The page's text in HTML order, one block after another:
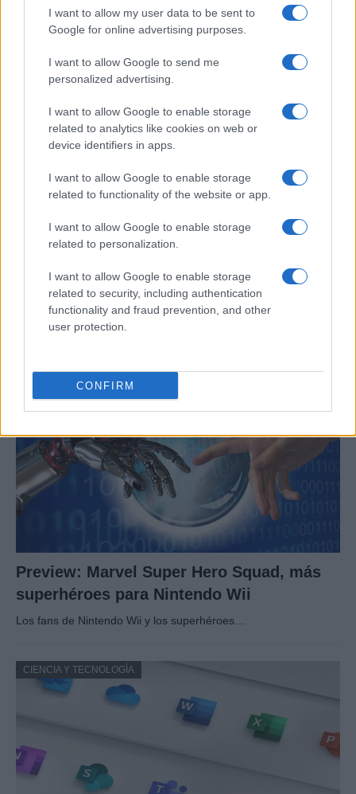
I want to allow my user data to be sent to
Google for online advertising purposes.
I want to allow Google to send me
personalized advertising.
I want to allow Google to enable storage
related to analytics like cookies on web or
device identifiers in apps.
I want to allow Google to enable storage
related to functionality of the website or app.
I want to allow Google to enable storage
related to personalization.
I want to allow Google to enable storage
related to security, including authentication
functionality and fraud prevention, and other
user protection.
CONFIRM
su impacto en la sociedad
Los planes regionales de ciencia y tecnología son…
CIENCIA Y TECNOLOGÍA
Un hombre compra el primer mensaje
SMS de la historia por 107.000 euros
Un canadiense compra el primer mensaje de texto…
Preview: Marvel Super Hero Squad, más
superhéroes para Nintendo Wii
Los fans de Nintendo Wii y los superhéroes…
CIENCIA Y TECNOLOGÍA